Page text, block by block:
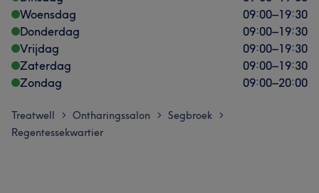
Woensdag
09:00–19:30
Donderdag
09:00–19:30
Vrijdag
09:00–19:30
Zaterdag
09:00–19:30
Zondag
09:00–20:00
Treatwell > Ontharingssalon > Segbroek >
Regentessekwartier